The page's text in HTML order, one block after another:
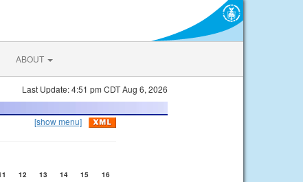
ABOUT
Last Update: 4:51 pm CDT Aug 6, 2026
[show menu]
12 13 14 15
16